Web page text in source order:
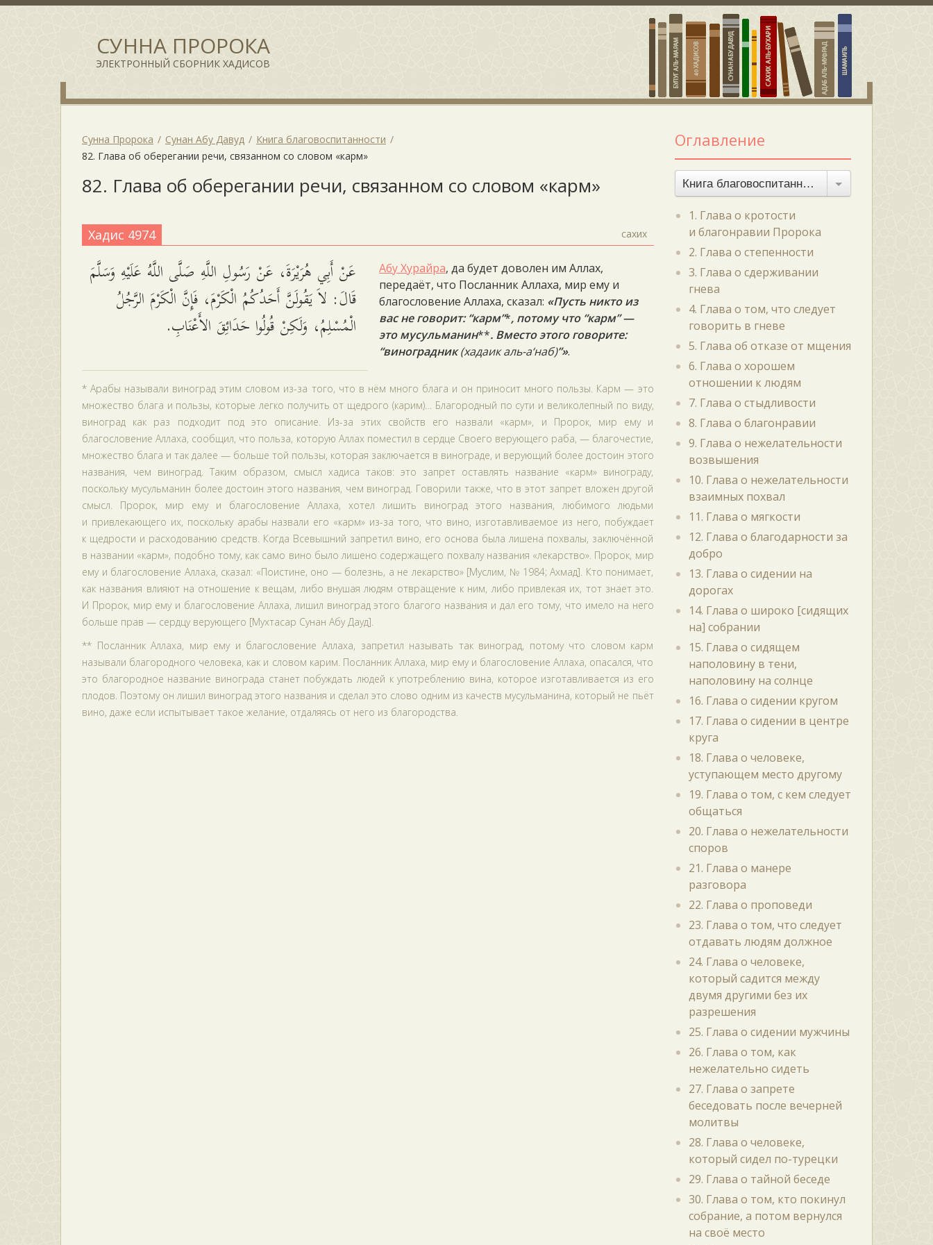
СУННА ПРОРОКА
ЭЛЕКТРОННЫЙ СБОРНИК ХАДИСОВ
Сунна Пророка Сунан Абу Давуд
Книга благовоспитанности
82. Глава об оберегании речи, связанном со словом «карм»
82. Глава об оберегании речи, связанном со словом «карм»
Хадис 4974 сахих
عَنْ أَبِي هُرَيْرَةَ، عَنْ رَسُولِ اللَّهِ صَلَّى اللَّهُ عَلَيْهِ وَسَلَّمَ
قَالَ: لاَ يَقُولَنَّ أَحَدُكُمُ الْكَرْمَ، فَإِنَّ الْكَرْمَ الرَّجُلُ
الْمُسْلِمُ، وَلَكِنْ قُولُوا حَدَائِقَ الأَعْنَابِ.
Абу Хурайра, да будет доволен им Аллах,
передаёт, что Посланник Аллаха, мир ему и
благословение Аллаха, сказал: «Пусть никто из
вас не говорит: “карм”*, потому что “карм” —
это мусульманин**. Вместо этого говорите:
“виноградник(хадаик аль-а‘наб)”».
* Арабы называли виноград этим словом из-за того, что в нём много блага и он приносит много пользы. Карм — это
множество блага и пользы, которые легко получить от щедрого (карим)… Благородный по сути и великолепный по виду,
виноград как раз подходит под это описание. Из-за этих свойств его назвали «карм», и Пророк, мир ему и
благословение Аллаха, сообщил, что польза, которую Аллах поместил в сердце Своего верующего раба, — благочестие,
множество блага и так далее — больше той пользы, которая заключается в винограде, и верующий более достоин этого
названия, чем виноград. Таким образом, смысл хадиса таков: это запрет оставлять название «карм» винограду,
поскольку мусульманин более достоин этого названия, чем виноград. Говорили также, что в этот запрет вложен другой
смысл. Пророк, мир ему и благословение Аллаха, хотел лишить виноград этого названия, любимого людьми
и привлекающего их, поскольку арабы назвали его «карм» из-за того, что вино, изготавливаемое из него, побуждает
к щедрости и расходованию средств. Когда Всевышний запретил вино, его основа была лишена похвалы, заключённой
в названии «карм», подобно тому, как само вино было лишено содержащего похвалу названия «лекарство». Пророк, мир
ему и благословение Аллаха, сказал: «Поистине, оно — болезнь, а не лекарство» [Муслим, № 1984; Ахмад]. Кто понимает,
как названия влияют на отношение к вещам, либо внушая людям отвращение к ним, либо привлекая их, тот знает это.
И Пророк, мир ему и благословение Аллаха, лишил виноград этого благого названия и дал его тому, что имело на него
больше прав — сердцу верующего [Мухтасар Сунан Абу Дауд].
** Посланник Аллаха, мир ему и благословение Аллаха, запретил называть так виноград, потому что словом карм
называли благородного человека, как и словом карим. Посланник Аллаха, мир ему и благословение Аллаха, опасался, что
это благородное название винограда станет побуждать людей к употреблению вина, которое изготавливается из его
плодов. Поэтому он лишил виноград этого названия и сделал это слово одним из качеств мусульманина, который не пьёт
вино, даже если испытывает такое желание, отдаляясь от него из благородства.
Оглавление
Книга благовоспитанности
1. Глава о кротости
и благонравии Пророка
2. Глава о степенности
3. Глава о сдерживании
гнева
4. Глава о том, что следует
говорить в гневе
5. Глава об отказе от мщения
6. Глава о хорошем
отношении к людям
7. Глава о стыдливости
8. Глава о благонравии
9. Глава о нежелательности
возвышения
10. Глава о нежелательности
взаимных похвал
11. Глава о мягкости
12. Глава о благодарности за
добро
13. Глава о сидении на
дорогах
14. Глава о широко [сидящих
на] собрании
15. Глава о сидящем
наполовину в тени,
наполовину на солнце
16. Глава о сидении кругом
17. Глава о сидении в центре
круга
18. Глава о человеке,
уступающем место другому
19. Глава о том, с кем следует
общаться
20. Глава о нежелательности
споров
21. Глава о манере
разговора
22. Глава о проповеди
23. Глава о том, что следует
отдавать людям должное
24. Глава о человеке,
который садится между
двумя другими без их
разрешения
25. Глава о сидении мужчины
26. Глава о том, как
нежелательно сидеть
27. Глава о запрете
беседовать после вечерней
молитвы
28. Глава о человеке,
который сидел по-турецки
29. Глава о тайной беседе
30. Глава о том, кто покинул
собрание, а потом вернулся
на своё место